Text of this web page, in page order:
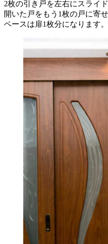
2枚の引き戸を左右にスライ
開いた戸をもう1枚の戸に寄
ペースは扉1枚分になります。